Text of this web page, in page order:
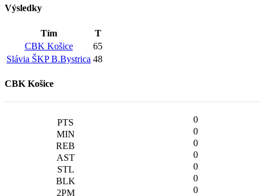
Výsledky
Tím
T
CBK Košice
65
Slávia ŠKP B.Bystrica 48
CBK Košice
0
0
0
0
0
0
0